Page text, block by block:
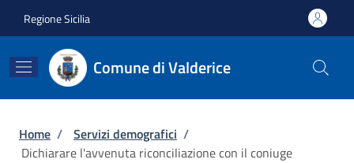
Regione Sicilia
Comune di Valderice
Briciole di pane
Home / Servizi demografici /
Dichiarare l'avvenuta riconciliazione con il coniuge